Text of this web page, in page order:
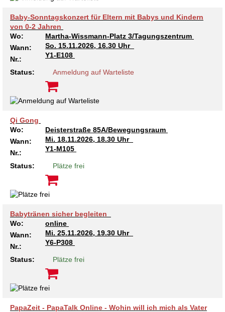
Baby-Sonntagskonzert für Eltern mit Babys und Kindern
von 0-2 Jahren
Wo:
Martha-Wissmann-Platz 3/Tagungszentrum
Wann:
So. 15.11.2026, 16.30 Uhr
Nr.:
Y1-E108
Status: Anmeldung auf Warteliste
Qi Gong
Wo:
Deisterstraße 85A/Bewegungsraum
Wann:
Mi. 18.11.2026, 18.30 Uhr
Nr.:
Y1-M105
Status: Plätze frei
Babytränen sicher begleiten
Wo:
online
Wann:
Mi. 25.11.2026, 19.30 Uhr
Nr.:
Y6-P308
Status: Plätze frei
PapaZeit - PapaTalk Online - Wohin will ich mich als Vater